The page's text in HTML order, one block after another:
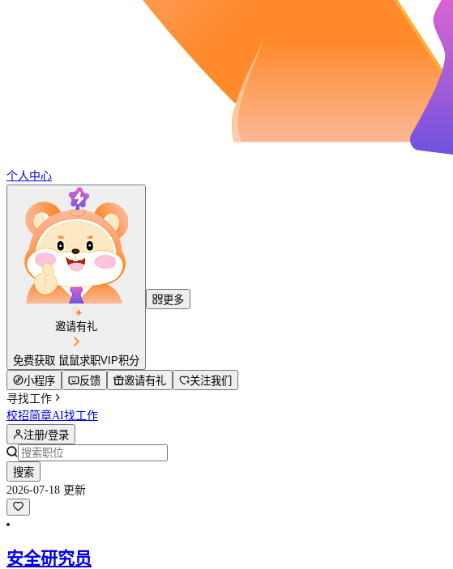
个人中心
邀请有礼
免费获取 鼠鼠求职VIP积分
更多
小程序 反馈 邀请有礼
关注我们
寻找工作
校招简章AI找工作
注册/登录
搜索
2026-07-18 更新
安全研究员